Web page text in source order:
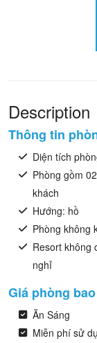
Description
Thông tin
Diện tích
Phòng gồm
khách
Hướng: hồ
Phòng không
Resort không
nghỉ
Giá phòng
Ăn Sáng
Miễn phí sử